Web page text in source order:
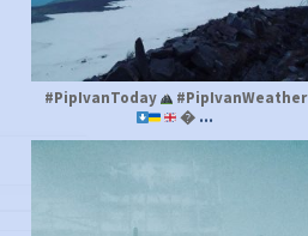
#PipIvanToday
#PipIvanWeather
 ...